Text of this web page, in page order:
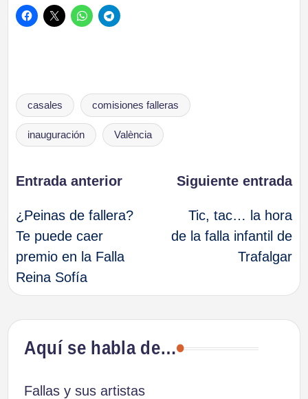
Etiquetas:
casales comisiones falleras
inauguración València
Navegación
de
entradas
Entrada anterior
¿Peinas de fallera?
Te puede caer
premio en la Falla
Reina Sofía
Siguiente entrada
Tic, tac… la hora
de la falla infantil de
Trafalgar
Aquí se habla de…
Fallas y sus artistas